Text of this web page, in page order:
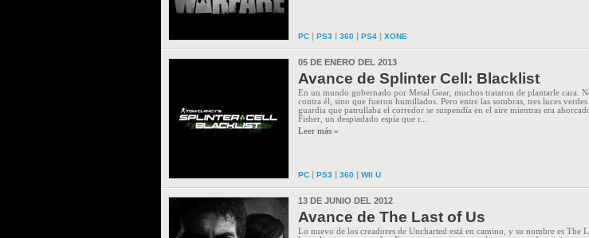
PC | PS3 | 360 | PS4 | XONE
05 DE ENERO DEL 2013
Avance de Splinter Cell: Blacklist
En un mundo gobernado por Metal Gear, muchos trataron de plantarle cara.
contra él, sino que fueron humillados. Pero entre las sombras, tres luces
guardia que patrullaba el corredor se suspendía en el aire mientras era
Fisher, un despiadado espía que r...
Leer más »
PC | PS3 | 360 | WII U
13 DE JUNIO DEL 2012
Avance de The Last of Us
Lo nuevo de los creadores de Uncharted está en camino, y su nombre es The